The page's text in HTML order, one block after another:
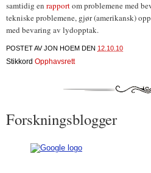
samtidig en rapportom problemene med
tekniske problemene, gjør (amerikansk)
med bevaring av lydopptak.
POSTET AVJON HOEM DEN 12.10.10
Stikkord Opphavsrett
Forskningsblogger